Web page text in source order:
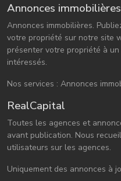
Annonces immobilières
Annonces immobilières.
votre propriété sur notre site
présenter votre propriété à
intéressés.
Nos services : Annonces
RealCapital
Toutes les agences et
avant publication. Nous
utilisateurs sur les agences.
Uniquement des annonces à